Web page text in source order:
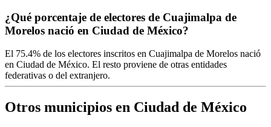
¿Qué porcentaje de electores de Cuajimalpa de
Morelos nació en Ciudad de México?
El 75.4% de los electores inscritos en Cuajimalpa de Morelos nació
en Ciudad de México. El resto proviene de otras entidades
federativas o del extranjero.
Otros municipios en Ciudad de México